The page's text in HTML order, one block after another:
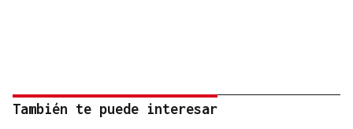
También te puede interesar